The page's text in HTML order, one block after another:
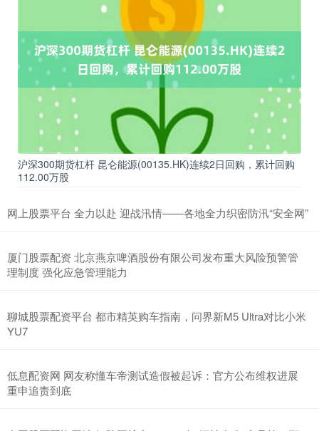
沪深300期货杠杆 昆仑能源(00135.HK)连续2日回购，累计回购
112.00万股
网上股票平台 全力以赴 迎战汛情——各地全力织密防汛“安全网”
厦门股票配资 北京燕京啤酒股份有限公司发布重大风险预警管
理制度 强化应急管理能力
聊城股票配资平台 都市精英购车指南，问界新M5 Ultra对比小米
YU7
低息配资网 网友称懂车帝测试造假被起诉：官方公布维权进展
重申追责到底